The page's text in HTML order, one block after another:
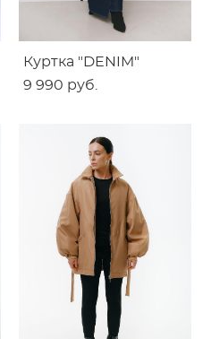
Куртка "DENIM"
9 990 pуб.